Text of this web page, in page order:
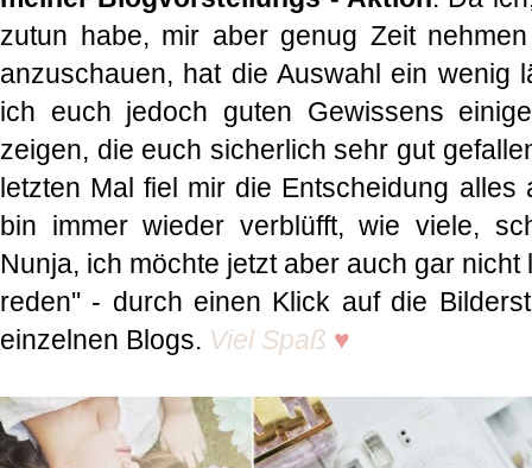
zutun habe, mir aber genug Zeit
anzuschauen, hat die Auswahl ein wenig
ich euch jedoch guten Gewissens
zeigen, die euch sicherlich sehr gut
letzten Mal fiel mir die Entscheidung
bin immer wieder verblüfft, wie viele,
Nunja, ich möchte jetzt aber auch gar
reden'' - durch einen Klick auf die
einzelnen Blogs. Viel Spaß ♥